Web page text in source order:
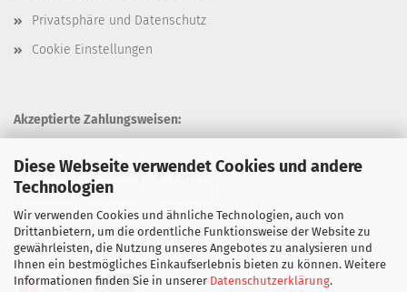
Diese Webseite verwendet Cookies und andere
Technologien
Wir verwenden Cookies und ähnliche Technologien, auch von
Drittanbietern, um die ordentliche Funktionsweise der Website zu
gewährleisten, die Nutzung unseres Angebotes zu analysieren und
Ihnen ein bestmögliches Einkaufserlebnis bieten zu können. Weitere
Informationen finden Sie in unserer Datenschutzerklärung.
Privatsphäre und Datenschutz
Cookie Einstellungen
Akzeptierte Zahlungsweisen:
Unsere Versandarten: